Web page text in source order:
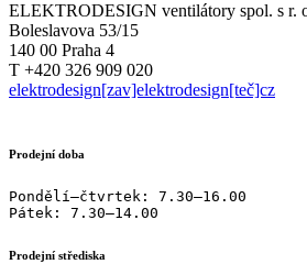
ELEKTRODESIGN ventilátory spol. s r.
Boleslavova 53/15
140 00 Praha 4
T +420 326 909 020
elektrodesign[zav]elektrodesign[teč]cz
Prodejní doba
Pondělí–čtvrtek: 7.30–16.00
Pátek: 7.30–14.00
Prodejní střediska